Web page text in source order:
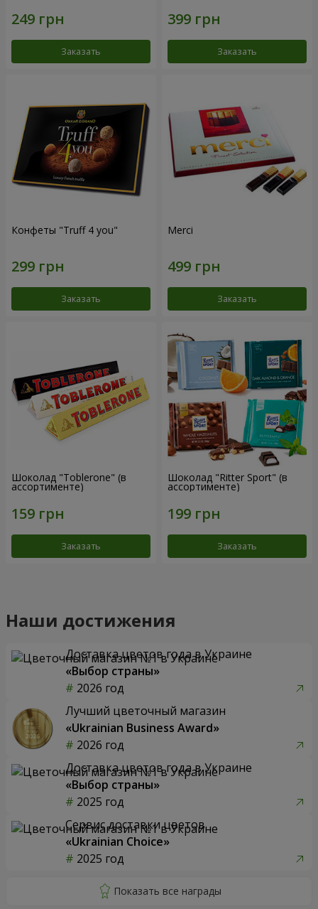
Заказать Заказать
Конфеты "Truff 4 you"
Заказать
Merci
Заказать
Шоколад "Toblerone" (в
ассортименте)
Заказать
Шоколад "Ritter Sport" (в
ассортименте)
Заказать
Наши достижения
Доставка цветов года в Украине
«Выбор страны»
2026 год
Лучший цветочный магазин
«Ukrainian Business Award»
2026 год
Доставка цветов года в Украине
«Выбор страны»
2025 год
Сервис доставки цветов
«Ukrainian Choice»
2025 год